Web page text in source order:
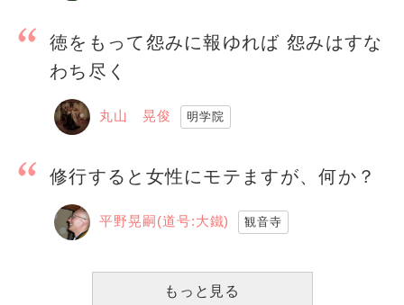
徳をもって怨みに報ゆれば 怨みはすな
わち尽く
丸山 晃俊 明学院
修行すると女性にモテますが、何か？
平野晃嗣(道号:大鐵) 観音寺
もっと見る